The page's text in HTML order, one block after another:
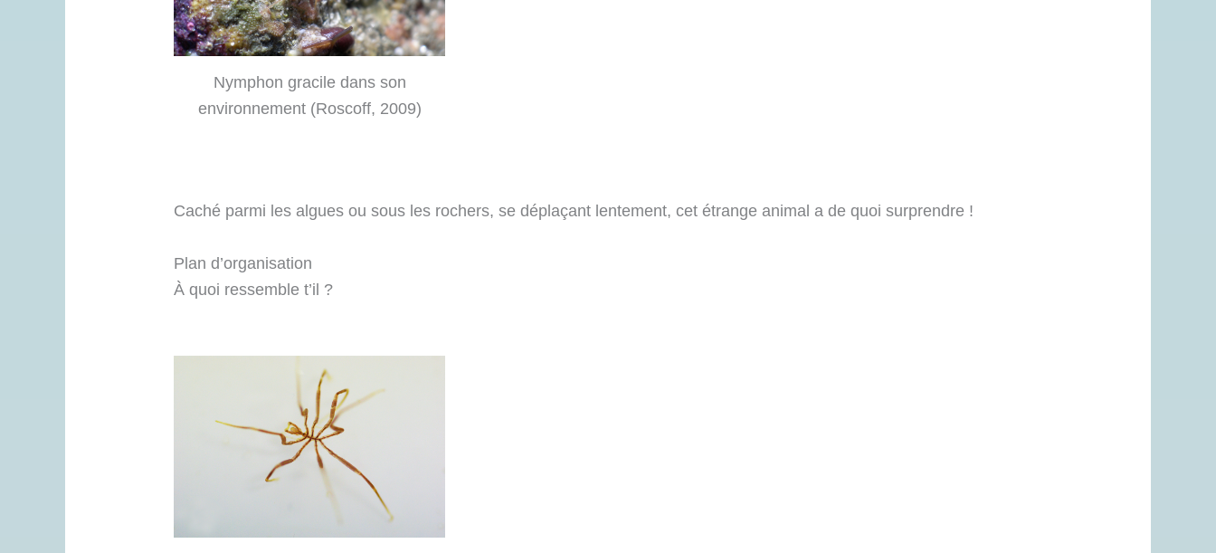
Nymphon gracile dans son
environnement (Roscoff, 2009)
Caché parmi les algues ou sous les rochers, se déplaçant lentement, cet étrange animal a de quoi surprendre !
Plan d’organisation
À quoi ressemble t’il ?